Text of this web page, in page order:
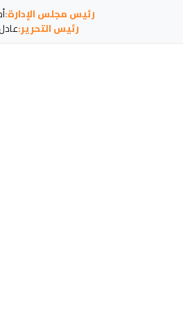
رئيس مجلس الإدارة:
رئيس التحرير: